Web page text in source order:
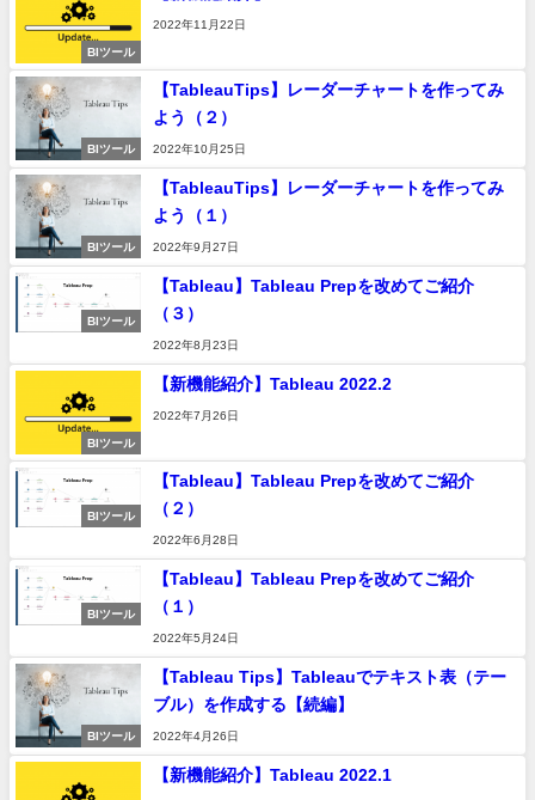
BIツール
2022年11月22日
BIツール
【TableauTips】レーダーチャートを作ってみ
よう（２）
2022年10月25日
BIツール
【TableauTips】レーダーチャートを作ってみ
よう（１）
2022年9月27日
BIツール
【Tableau】Tableau Prepを改めてご紹介
（３）
2022年8月23日
BIツール
【新機能紹介】Tableau 2022.2
2022年7月26日
BIツール
【Tableau】Tableau Prepを改めてご紹介
（２）
2022年6月28日
BIツール
【Tableau】Tableau Prepを改めてご紹介
（１）
2022年5月24日
BIツール
【Tableau Tips】Tableauでテキスト表（テー
ブル）を作成する【続編】
2022年4月26日
【新機能紹介】Tableau 2022.1